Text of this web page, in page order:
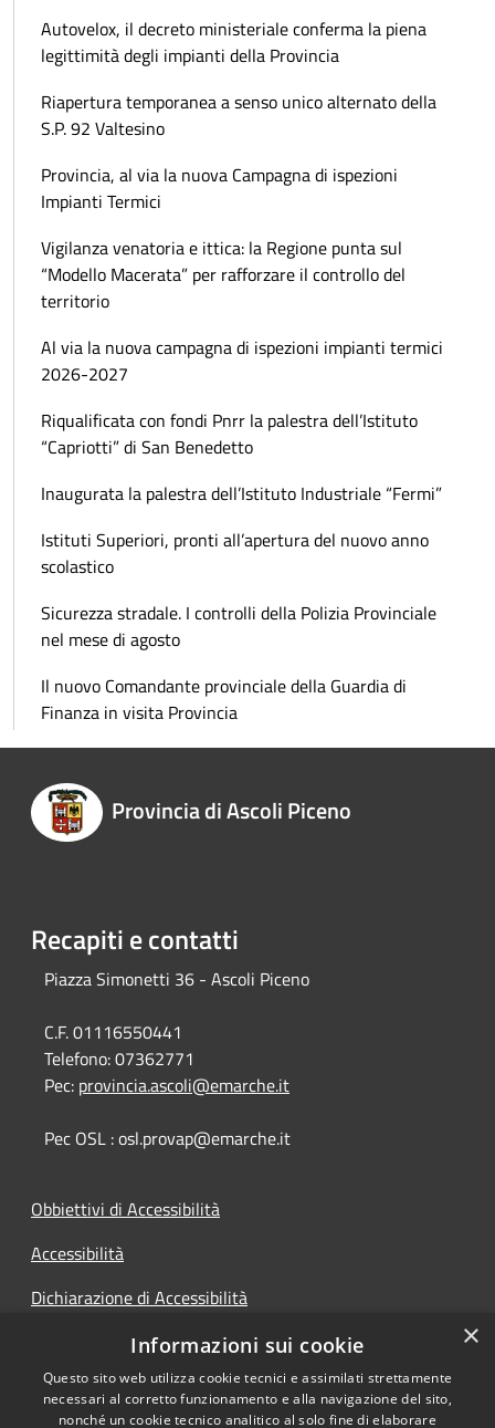
Autovelox, il decreto ministeriale conferma la piena
legittimità degli impianti della Provincia
Riapertura temporanea a senso unico alternato della
S.P. 92 Valtesino
Provincia, al via la nuova Campagna di ispezioni
Impianti Termici
Vigilanza venatoria e ittica: la Regione punta sul
“Modello Macerata” per rafforzare il controllo del
territorio
Al via la nuova campagna di ispezioni impianti termici
2026-2027
Riqualificata con fondi Pnrr la palestra dell’Istituto
“Capriotti” di San Benedetto
Inaugurata la palestra dell’Istituto Industriale “Fermi”
Istituti Superiori, pronti all’apertura del nuovo anno
scolastico
Sicurezza stradale. I controlli della Polizia Provinciale
nel mese di agosto
Il nuovo Comandante provinciale della Guardia di
Finanza in visita Provincia
Provincia di Ascoli Piceno
Recapiti e contatti
Piazza Simonetti 36 - Ascoli Piceno
C.F. 01116550441
Telefono:07362771
Pec: provincia.ascoli@emarche.it
Pec OSL : osl.provap@emarche.it
Obbiettivi di Accessibilità
Accessibilità
Dichiarazione di Accessibilità
Accesso Civico
×
Informazioni sui cookie
Questo sito web utilizza cookie tecnici e assimilati strettamente
necessari al corretto funzionamento e alla navigazione del sito,
nonché un cookie tecnico analitico al solo fine di elaborare